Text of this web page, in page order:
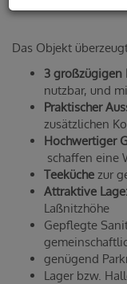
Das Objekt
3 großzügigen
nutzbar, und
Praktischer
zusätzlichen
Hochwertiger
schaffen eine
Teeküche zur
Attraktive Lage:
Laßnitzhöhe
Gepflegte
genügend
Lager bzw.